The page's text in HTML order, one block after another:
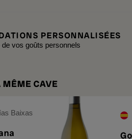
PERSONNALISÉES
de vos goûts personnels
MÊME CAVE
Baixas